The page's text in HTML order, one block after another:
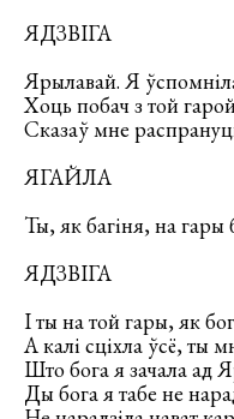
ЯДЗВІГА
Ярылавай. Я
Хоць побач з той
Сказаў мне
ЯГАЙЛА
Ты, як багіня, на гары
ЯДЗВІГА
І ты на той гары, як
А калі сціхла ўсё, ты
Што бога я зачала ад
Ды бога я табе не